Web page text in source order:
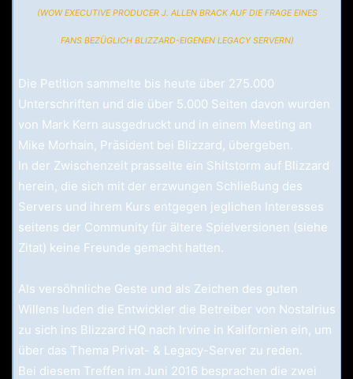
(WOW EXECUTIVE PRODUCER J. ALLEN BRACK AUF DIE FRAGE EINES
FANS BEZÜGLICH BLIZZARD-EIGENEN LEGACY SERVERN)
Die Petition sammelte bis heute über 275.000
Unterschriften und die über 5.000 Seiten davon wurden
von Mark Kern ausgedruckt und in einem Meeting an
Mike Morhain, Präsident bei Blizzard, übergeben.
In der Zwischenzeit prasselte ein Shitstorm auf Blizzard
herein, die sich mit der erzwungen Schließung des
Servers und ihrem Kurs entgegen jeglichen Interesses
seitens der Community für ältere Spielversionen (siehe
Zitat) keine Freunde gemacht hatten.
Als versöhnliche Geste und als Zeichen des guten
Willens luden die Entwickler die Betreiber von Nostalrius
zu sich ins Blizzard HQ nach Irvine in Kalifornien ein, um
über das Thema Privat- & Legacy-Server zu reden.
Bei diesem Treffen im Juni 2016 besprachen die zwei